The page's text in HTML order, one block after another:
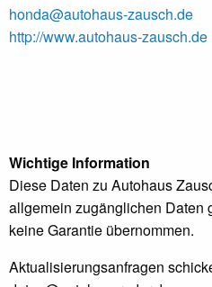
honda@autohaus-zausch.de
http://www.autohaus-zausch.de
Wichtige Information
Diese Daten zu Autohaus
allgemein zugänglichen Daten
keine Garantie übernommen.
Aktualisierungsanfragen